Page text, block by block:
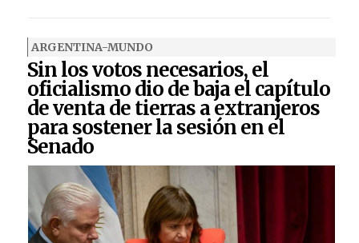
ARGENTINA-MUNDO
Sin los votos necesarios, el
oficialismo dio de baja el capítulo
de venta de tierras a extranjeros
para sostener la sesión en el
Senado